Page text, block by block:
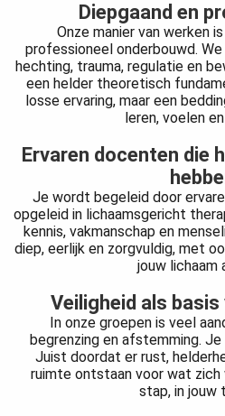
Diepgaand en
Onze manier van werken
professioneel onderbouwd.
hechting, trauma, regulatie en
een helder theoretisch
losse ervaring, maar een
leren, voelen
Ervaren docenten die
Je wordt begeleid door
opgeleid in lichaamsgericht
kennis, vakmanschap en
diep, eerlijk en zorgvuldig, met
jouw lichaam
Veiligheid als
In onze groepen is veel
begrenzing en afstemming.
Juist doordat er rust,
ruimte ontstaan voor wat zich
stap, in jouw